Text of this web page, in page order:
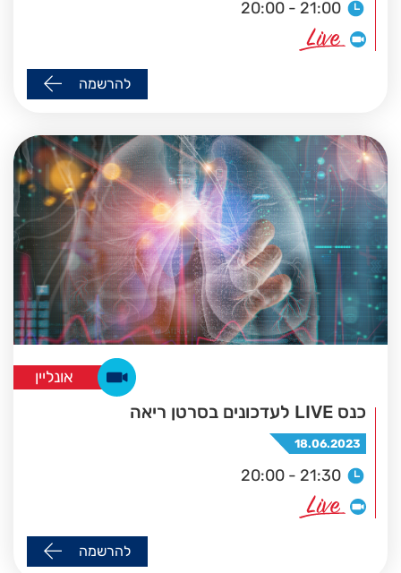
20:00 - 21:00
להרשמה
אונליין
כנס LIVE לעדכונים בסרטן ריאה
18.06.2023
20:00 - 21:30
להרשמה